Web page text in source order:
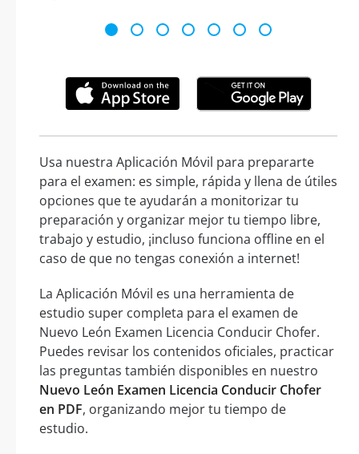
Usa nuestra Aplicación Móvil para prepararte
para el examen: es simple, rápida y llena de útiles
opciones que te ayudarán a monitorizar tu
preparación y organizar mejor tu tiempo libre,
trabajo y estudio, ¡incluso funciona offline en el
caso de que no tengas conexión a internet!
La Aplicación Móvil es una herramienta de
estudio super completa para el examen de
Nuevo León Examen Licencia Conducir Chofer.
Puedes revisar los contenidos oficiales, practicar
las preguntas también disponibles en nuestro
Nuevo León Examen Licencia Conducir Chofer
en PDF, organizando mejor tu tiempo de
estudio.